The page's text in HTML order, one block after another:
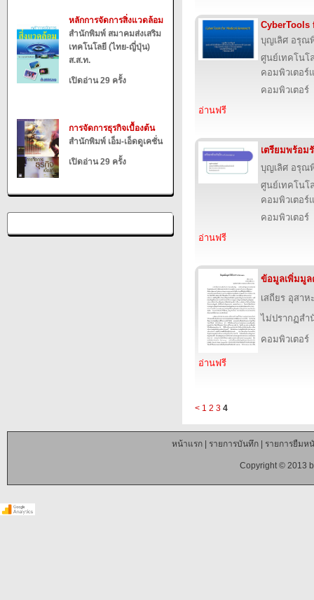
หลักการจัดการสิ่งแวดล้อม
สำนักพิมพ์ สมาคมส่งเสริม
เทคโนโลยี (ไทย-ญี่ปุ่น)
ส.ส.ท.
เปิดอ่าน 29 ครั้ง
การจัดการธุรกิจเบื้องต้น
สำนักพิมพ์ เอ็ม-เอ็ดดูเคชั่น
เปิดอ่าน 29 ครั้ง
CyberTools
บุญเลิศ อรุณ
ศูนย์เทคโนโ
คอมพิวเตอร์
คอมพิวเตอร์
อ่านฟรี
เตรียมพร้อม
บุญเลิศ อรุณ
ศูนย์เทคโนโ
คอมพิวเตอร์
คอมพิวเตอร์
อ่านฟรี
ข้อมูลเพิ่มมูล
เสถียร อุสาห
ไม่ปรากฏส
คอมพิวเตอร์
อ่านฟรี
< 1 2 3 4
หน้าแรก| รายการบันทึก| รายการยืมห
Copyright © 2013